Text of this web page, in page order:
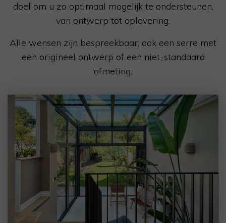
doel om u zo optimaal mogelijk te ondersteunen,
van ontwerp tot oplevering.
Alle wensen zijn bespreekbaar; ook een serre met
een origineel ontwerp of een niet-standaard
afmeting.